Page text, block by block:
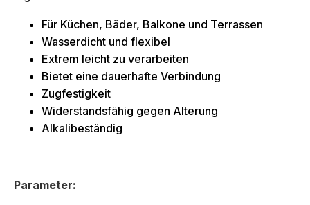
Für Küchen, Bäder, Balkone und Terrassen
Wasserdicht und flexibel
Extrem leicht zu verarbeiten
Bietet eine dauerhafte Verbindung
Zugfestigkeit
Widerstandsfähig gegen Alterung
Alkalibeständig
Parameter: